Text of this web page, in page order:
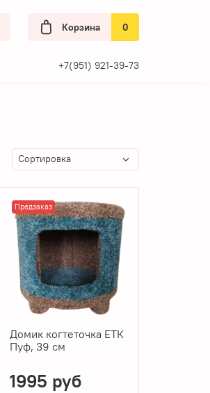
Корзина 0
+7(951) 921-39-73
Предзаказ
Домик когтеточка ЕТК
Пуф, 39 см
1995 руб